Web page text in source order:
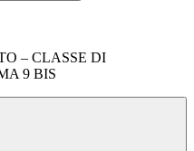
– CLASSE DI
9 BIS